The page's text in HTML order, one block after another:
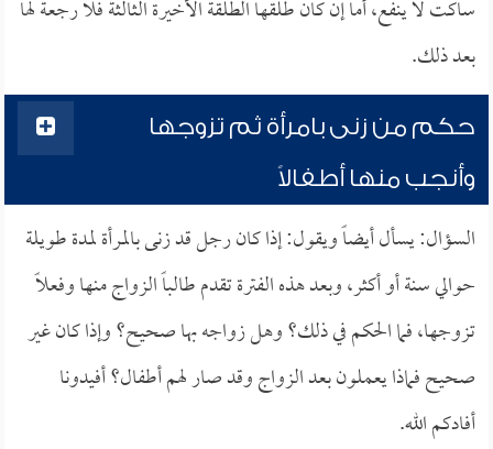
ساكت لا ينفع، أما إن كان طلقها الطلقة الأخيرة الثالثة فلا رجعة لها
بعد ذلك.
حكم من زنى بامرأة ثم تزوجها
وأنجب منها أطفالاً
السؤال: يسأل أيضاً ويقول: إذا كان رجل قد زنى بالمرأة لمدة طويلة
حوالي سنة أو أكثر، وبعد هذه الفترة تقدم طالباً الزواج منها وفعلاً
تزوجها، فما الحكم في ذلك؟ وهل زواجه بها صحيح؟ وإذا كان غير
صحيح فماذا يعملون بعد الزواج وقد صار لهم أطفال؟ أفيدونا
أفادكم الله.